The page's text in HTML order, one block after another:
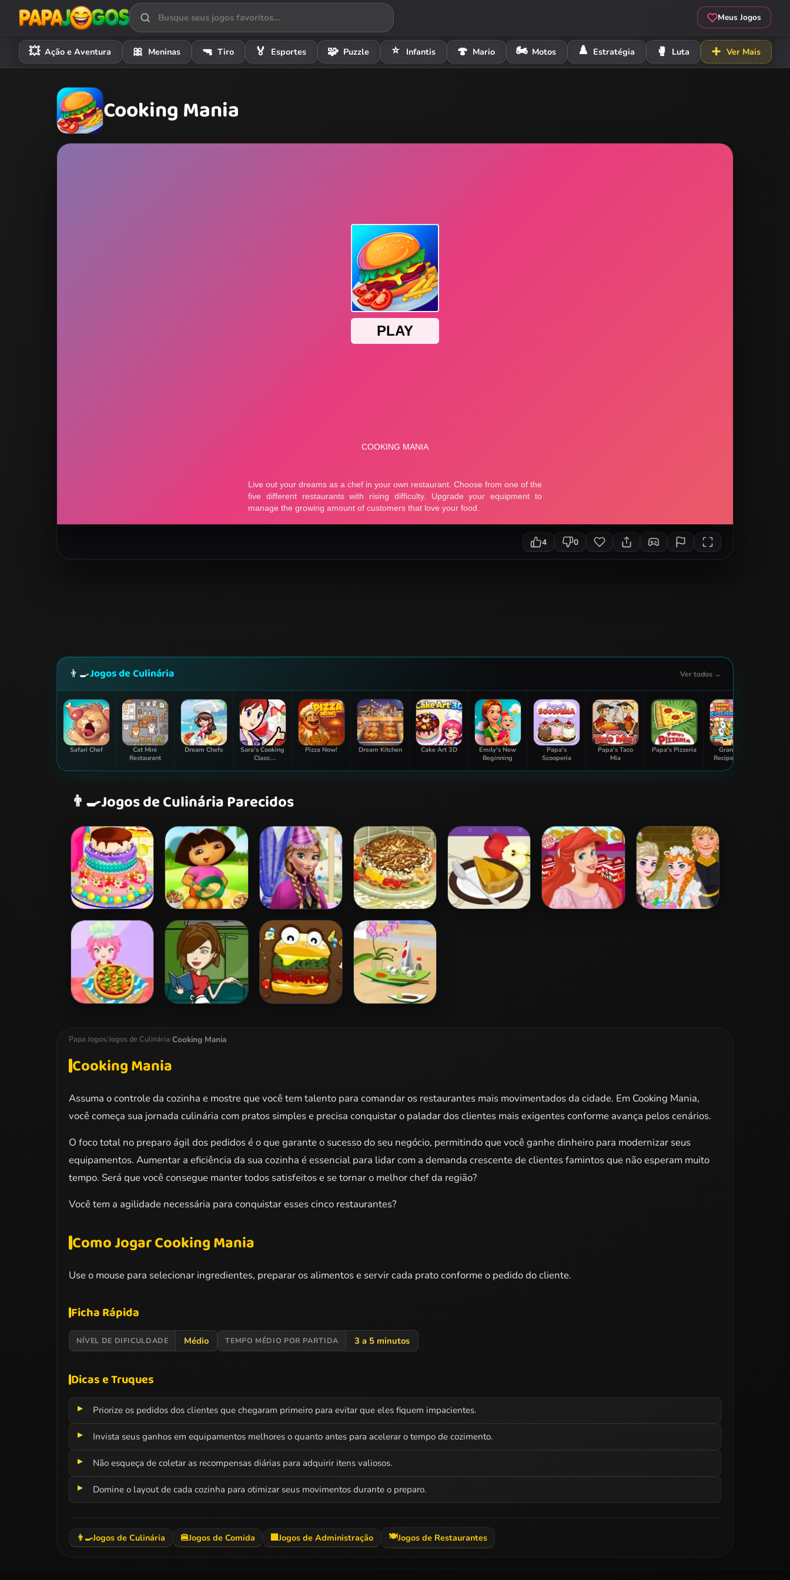
Meus Jogos
💥 Ação e Aventura 🎀 Meninas 🔫 Tiro 🏅 Esportes 🧩 Puzzle ⭐ Infantis 🍄 Mario 🏍️ Motos ♟️ Estratégia 🥊 Luta ➕ Ver Mais
Cooking Mania
4 0
👨‍🍳Jogos de Culinária Ver todos →
Safari Chef
Cat Mini
Restaurant
Dream Chefs
Sara's Cooking
Class:
Pizza Now! Dream Kitchen Cake Art 3D
Emily's New
Beginning
Papa's
Scooperia
Papa's Taco
Mia
Papa's Pizzeria
Grandma
Recipe Nigiri
Sushi
👨‍🍳Jogos de Culinária Parecidos
Barbies Birthday
Cake
Dora Yummy
Cupcake
Princess Anna
Birthday Party
Marble
Cheesecake
Papa Jogos/Jogos de Culinária/Cooking Mania
Cooking Mania
Assuma o controle da cozinha e mostre que você tem talento para comandar os restaurantes mais movimentados da cidade. Em Cooking Mania,
você começa sua jornada culinária com pratos simples e precisa conquistar o paladar dos clientes mais exigentes conforme avança pelos cenários.
O foco total no preparo ágil dos pedidos é o que garante o sucesso do seu negócio, permitindo que você ganhe dinheiro para modernizar seus
equipamentos. Aumentar a eficiência da sua cozinha é essencial para lidar com a demanda crescente de clientes famintos que não esperam muito
tempo. Será que você consegue manter todos satisfeitos e se tornar o melhor chef da região?
Você tem a agilidade necessária para conquistar esses cinco restaurantes?
Como Jogar Cooking Mania
Use o mouse para selecionar ingredientes, preparar os alimentos e servir cada prato conforme o pedido do cliente.
Ficha Rápida
NÍVEL DE DIFICULDADE Médio TEMPO MÉDIO POR PARTIDA 3 a 5 minutos
Dicas e Truques
Priorize os pedidos dos clientes que chegaram primeiro para evitar que eles fiquem impacientes.
Invista seus ganhos em equipamentos melhores o quanto antes para acelerar o tempo de cozimento.
Não esqueça de coletar as recompensas diárias para adquirir itens valiosos.
Domine o layout de cada cozinha para otimizar seus movimentos durante o preparo.
👨‍🍳Jogos de Culinária 🍔Jogos de Comida 🏢Jogos de Administração 🍽️Jogos de Restaurantes